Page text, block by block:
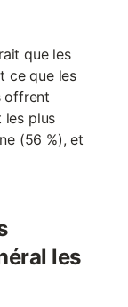
que les
ce que les
offrent
les plus
(56 %), et
les